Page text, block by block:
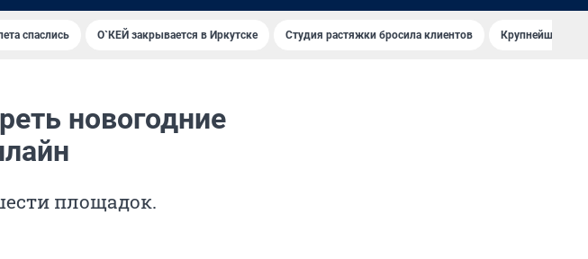
спаслись О`КЕЙ закрывается в Иркутске Студия растяжки бросила клиентов Крупнейшие
новогодние
площадок.